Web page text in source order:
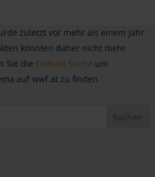
zuletzt vor mehr als einem Jahr
könnten daher nicht mehr
Sie die Globale Suche um
auf wwf.at zu finden.